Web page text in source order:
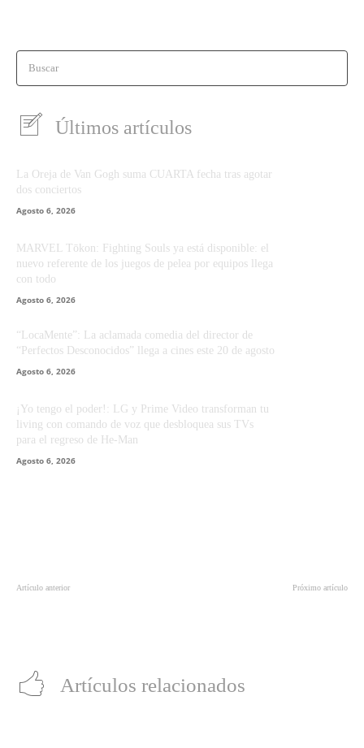
Buscar
Últimos artículos
La Oreja de Van Gogh suma CUARTA fecha tras agotar
dos conciertos
Agosto 6, 2026
MARVEL Tōkon: Fighting Souls ya está disponible: el
nuevo referente de los juegos de pelea por equipos llega
con todo
Agosto 6, 2026
“LocaMente”: La aclamada comedia del director de
“Perfectos Desconocidos” llega a cines este 20 de agosto
Agosto 6, 2026
¡Yo tengo el poder!: LG y Prime Video transforman tu
living con comando de voz que desbloquea sus TVs
para el regreso de He-Man
Agosto 6, 2026
Artículo anterior Próximo artículo
Artículos relacionados